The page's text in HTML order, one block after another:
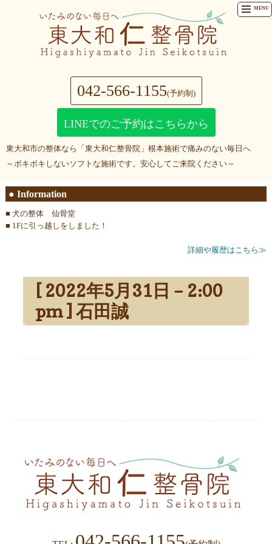
042-566-1155(予約制)
LINEでのご予約はこちらから
東大和市の整体なら「東大和仁整骨院」根本施術で痛みのない毎日へ
～ボキボキしないソフトな施術です。安心してご来院ください～
● Information
■ 犬の整体 仙骨堂
■ 1Fに引っ越しをしました！
詳細や履歴はこちら≫
MENU
[ 2022年5月31日 – 2:00
pm ] 石田誠